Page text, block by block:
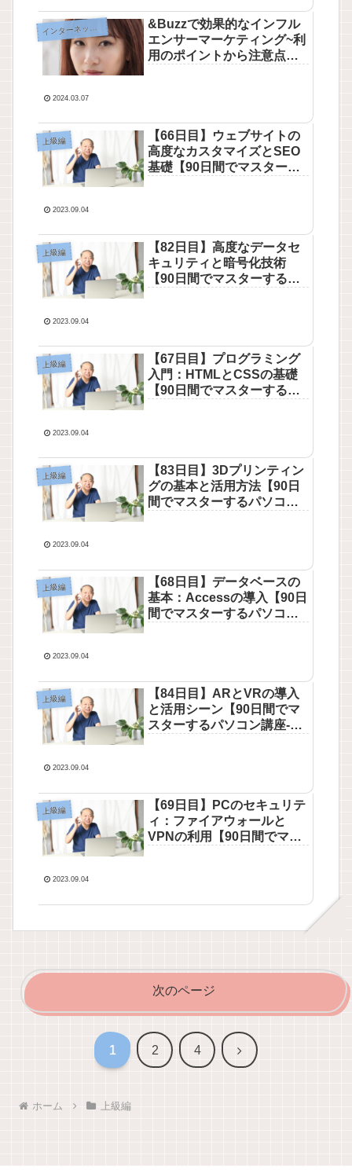
イ ンターネット基礎編
&Buzzで効果的なインフル
エンサーマーケティング~利
用のポイントから注意点ま
2024.03.07
上級編
【66日目】ウェブサイトの
高度なカスタマイズとSEO
基礎【90日間でマスターす
2023.09.04
上級編
【82日目】高度なデータセ
キュリティと暗号化技術
【90日間でマスターするパ
2023.09.04
上級編
【67日目】プログラミング
入門：HTMLとCSSの基礎
【90日間でマスターするパ
2023.09.04
上級編
【83日目】3Dプリンティン
グの基本と活用方法【90日
間でマスターするパソコン
2023.09.04
上級編
【68日目】データベースの
基本：Accessの導入【90日
間でマスターするパソコン
2023.09.04
上級編
【84日目】ARとVRの導入
と活用シーン【90日間でマ
スターするパソコン講座-上
2023.09.04
上級編
【69日目】PCのセキュリテ
ィ：ファイアウォールと
VPNの利用【90日間でマス
2023.09.04
次のページ
1 2 4 次
ホーム 上級編